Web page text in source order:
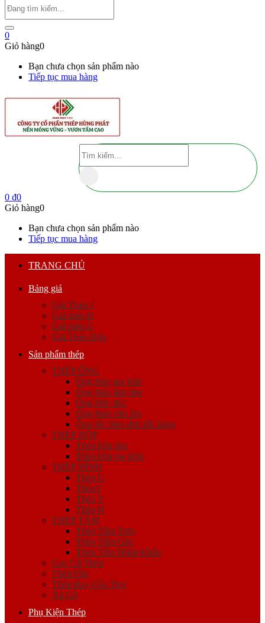
0
Giỏ hàng0
Bạn chưa chọn sản phẩm nào
Tiếp tục mua hàng
0 ₫0
Giỏ hàng0
Bạn chưa chọn sản phẩm nào
Tiếp tục mua hàng
TRANG CHỦ
Bảng giá
Giá Thép I
Giá thép H
Giá thép U
Giá Thép Hộp
Sản phẩm thép
THÉP ỐNG
Ống thép mạ kẽm
Ống thép hàn đen
Ống thép đúc
Ống thép siêu âm
Ống lốc theo đơn đặt hàng
THÉP HỘP
Thép hộp đen
Thép hộp mạ kẽm
THÉP HÌNH
Thép U
Thép I
Thép V
Thép H
THÉP TẤM
Thép Tấm Trơn
Thép Tấm Gân
Thép Tấm Nhập Khẩu
Cọc Cừ Thép
Thép Đặc
Thép Ray Cầu Trục
Xà Gồ
Phụ Kiện Thép